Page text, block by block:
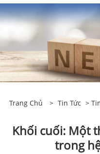
Trang Chủ > Tin Tức >
Khối cuối: Một
trong